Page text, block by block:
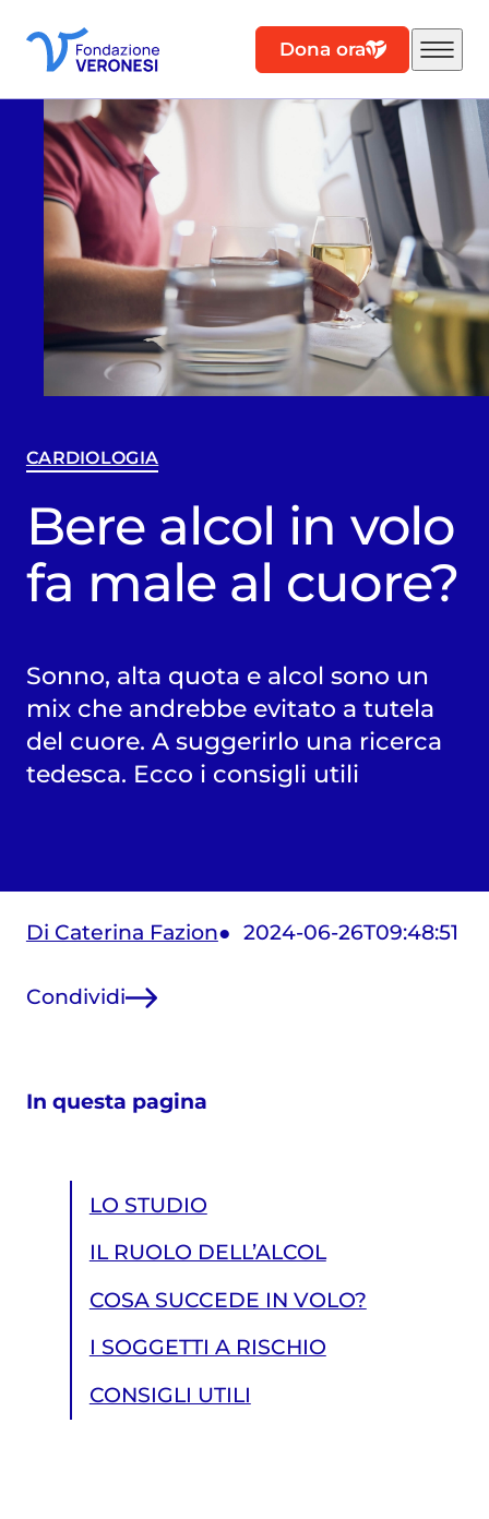
Dona ora
CARDIOLOGIA
Bere alcol in volo
fa male al cuore?
Sonno, alta quota e alcol sono un
mix che andrebbe evitato a tutela
del cuore. A suggerirlo una ricerca
tedesca. Ecco i consigli utili
Di Caterina Fazion 2024-06-26T09:48:51
Condividi
In questa pagina
LO STUDIO
IL RUOLO DELL’ALCOL
COSA SUCCEDE IN VOLO?
I SOGGETTI A RISCHIO
CONSIGLI UTILI